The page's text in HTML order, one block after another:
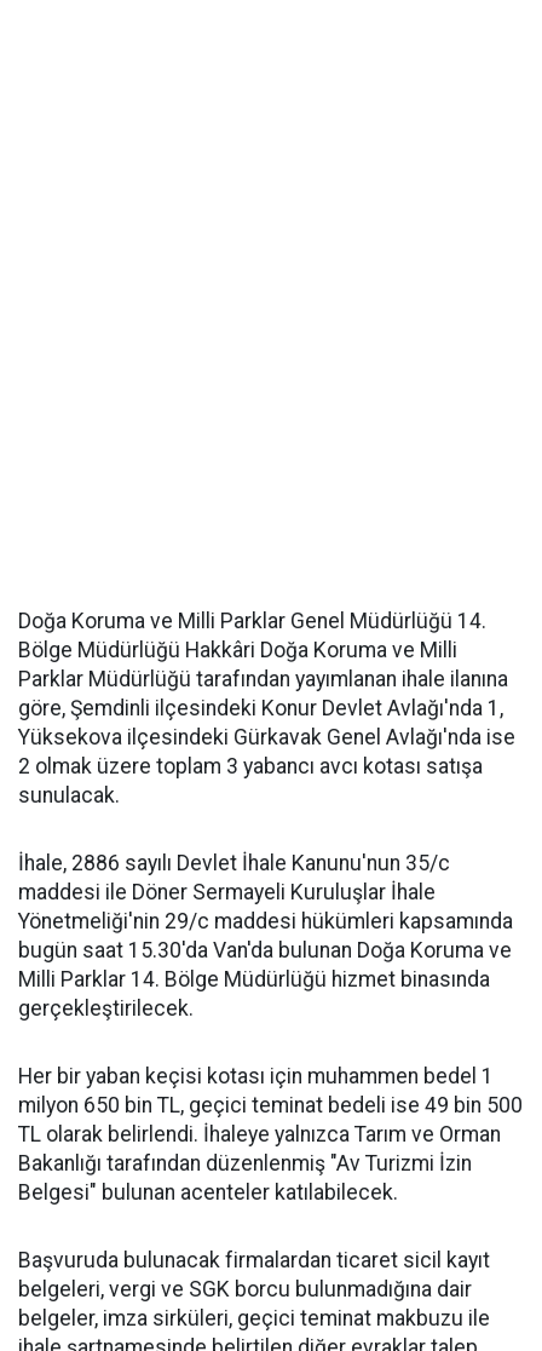
Doğa Koruma ve Milli Parklar Genel Müdürlüğü 14.
Bölge Müdürlüğü Hakkâri Doğa Koruma ve Milli
Parklar Müdürlüğü tarafından yayımlanan ihale ilanına
göre, Şemdinli ilçesindeki Konur Devlet Avlağı'nda 1,
Yüksekova ilçesindeki Gürkavak Genel Avlağı'nda ise
2 olmak üzere toplam 3 yabancı avcı kotası satışa
sunulacak.
İhale, 2886 sayılı Devlet İhale Kanunu'nun 35/c
maddesi ile Döner Sermayeli Kuruluşlar İhale
Yönetmeliği'nin 29/c maddesi hükümleri kapsamında
bugün saat 15.30'da Van'da bulunan Doğa Koruma ve
Milli Parklar 14. Bölge Müdürlüğü hizmet binasında
gerçekleştirilecek.
Her bir yaban keçisi kotası için muhammen bedel 1
milyon 650 bin TL, geçici teminat bedeli ise 49 bin 500
TL olarak belirlendi. İhaleye yalnızca Tarım ve Orman
Bakanlığı tarafından düzenlenmiş "Av Turizmi İzin
Belgesi" bulunan acenteler katılabilecek.
Başvuruda bulunacak firmalardan ticaret sicil kayıt
belgeleri, vergi ve SGK borcu bulunmadığına dair
belgeler, imza sirküleri, geçici teminat makbuzu ile